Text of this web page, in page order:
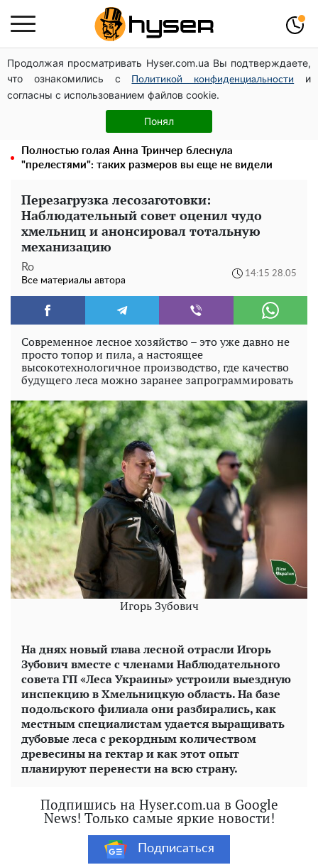
Продолжая просматривать Hyser.com.ua Вы подтверждаете,
что ознакомились с
Политикой конфиденциальности
и
согласны с использованием файлов cookie.
Понял
Дроны с наценкой: Александр Конотопский вывел
миллионы оборонного бюджета через фиктивную
фирму в Эстонии
Елена Тополя слив видео – это далеко не все:
фронтмен "Антитела" Тарас Тополя стал следующим
Полностью голая Анна Тринчер блеснула
"прелестями": таких размеров вы еще не видели
Перезагрузка лесозаготовки:
Наблюдательный совет оценил чудо
хмельниц и анонсировал тотальную
механизацию
Ro
Все материалы автора
14:15 28.05
Современное лесное хозяйство – это уже давно не
просто топор и пила, а настоящее
высокотехнологичное производство, где качество
будущего леса можно заранее запрограммировать
Игорь Зубович
На днях новый глава лесной отрасли Игорь
Зубович вместе с членами Наблюдательного
совета ГП «Леса Украины» устроили выездную
инспекцию в Хмельницкую область. На базе
подольского филиала они разбирались, как
местным специалистам удается выращивать
дубовые леса с рекордным количеством
древесины на гектар и как этот опыт
планируют перенести на всю страну.
Подпишись на Hyser.com.ua в Google
News! Только самые яркие новости!
Подписаться